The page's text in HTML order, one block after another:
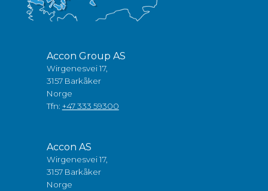
Accon Group AS
Wirgenesvei 17,
3157 Barkåker
Norge
Tfn: +47 333 59300
Accon AS
Wirgenesvei 17,
3157 Barkåker
Norge